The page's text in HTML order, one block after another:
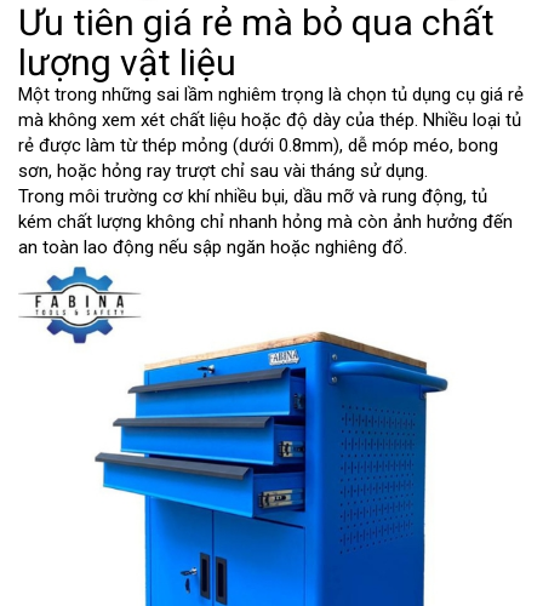
Ưu tiên giá rẻ mà bỏ qua chất
lượng vật liệu
Một trong những sai lầm nghiêm trọng là chọn tủ dụng cụ giá rẻ
mà không xem xét chất liệu hoặc độ dày của thép. Nhiều loại tủ
rẻ được làm từ thép mỏng (dưới 0.8mm), dễ móp méo, bong
sơn, hoặc hỏng ray trượt chỉ sau vài tháng sử dụng.
Trong môi trường cơ khí nhiều bụi, dầu mỡ và rung động, tủ
kém chất lượng không chỉ nhanh hỏng mà còn ảnh hưởng đến
an toàn lao động nếu sập ngăn hoặc nghiêng đổ.